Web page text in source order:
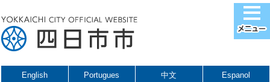
English Portugues 中文 Espanol